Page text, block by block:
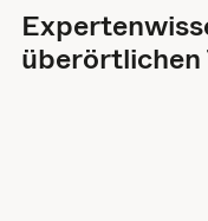
überörtlichen